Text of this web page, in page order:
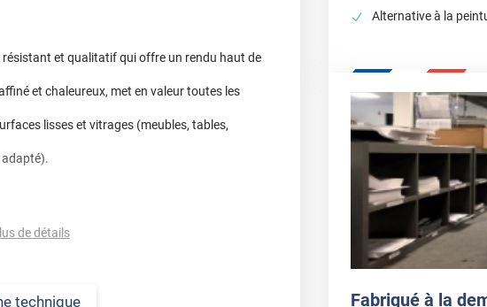
et qualitatif qui offre un rendu haut de
et chaleureux, met en valeur toutes les
lisses et vitrages (meubles, tables,
résidus.
de détails
technique
Alternative à la
Fabriqué à la